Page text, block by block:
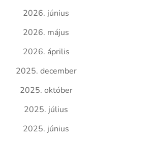
2026. június
2026. május
2026. április
2025. december
2025. október
2025. július
2025. június